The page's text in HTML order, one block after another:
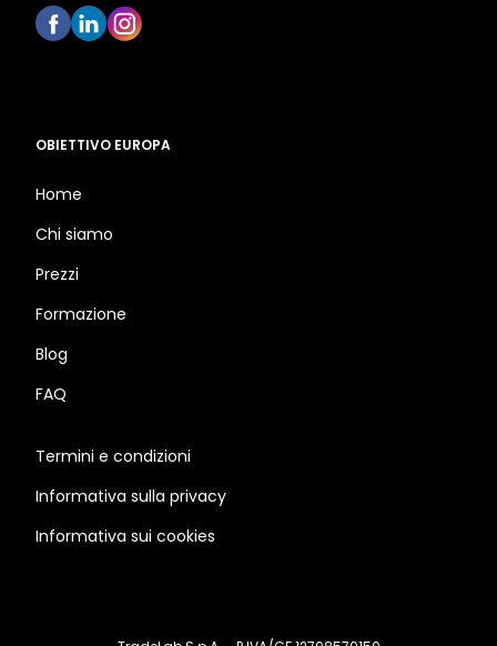
OBIETTIVO EUROPA
Home
Chi siamo
Prezzi
Formazione
Blog
FAQ
Termini e condizioni
Informativa sulla privacy
Informativa sui cookies